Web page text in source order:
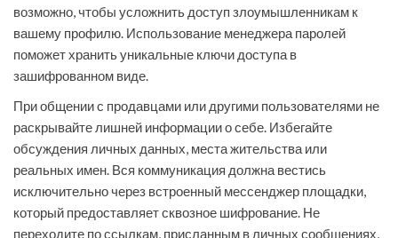
возможно, чтобы усложнить доступ злоумышленникам к
вашему профилю. Использование менеджера паролей
поможет хранить уникальные ключи доступа в
зашифрованном виде.
При общении с продавцами или другими пользователями не
раскрывайте лишней информации о себе. Избегайте
обсуждения личных данных, места жительства или
реальных имен. Вся коммуникация должна вестись
исключительно через встроенный мессенджер площадки,
который предоставляет сквозное шифрование. Не
переходите по ссылкам, присланным в личных сообщениях,